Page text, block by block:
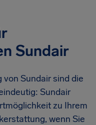
Sundair
Sundair sind die
Sundair
zu Ihrem
wenn Sie